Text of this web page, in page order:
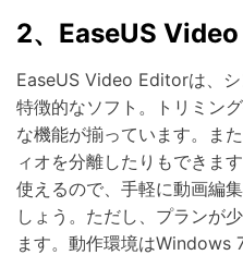
2、EaseUS
EaseUS Video Editorは、
特徴的なソフト。トリミン
な機能が揃っています。ま
ィオを分離したりもできま
使えるので、手軽に動画編
しょう。ただし、プランが
ます。動作環境はWindows